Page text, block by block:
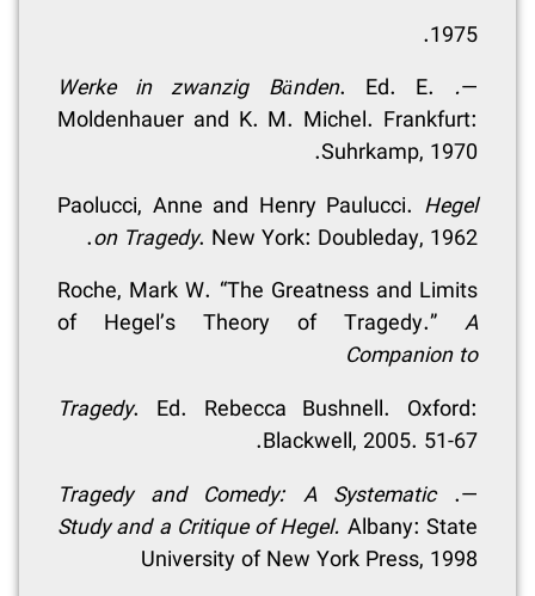
1975.
—
. Werke in zwanzig Bänden
. Ed. E.
Moldenhauer and K. M. Michel. Frankfurt:
Suhrkamp, 1970.
Paolucci, Anne and Henry Paulucci. Hegel
on Tragedy. New York: Doubleday, 1962.
Roche, Mark W. “The Greatness and Limits
of Hegel’s Theory of Tragedy.” A
Companion to
Tragedy. Ed. Rebecca Bushnell. Oxford:
Blackwell, 2005. 51-67.
—.
Tragedy and Comedy: A Systematic
Study and a Critique of Hegel. Albany: State
University of New York Press, 1998